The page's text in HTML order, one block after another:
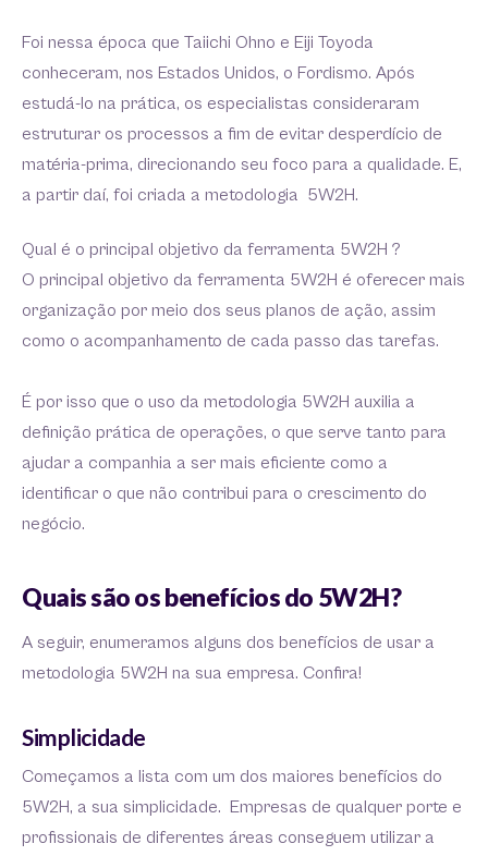
Foi nessa época que Taiichi Ohno e Eiji Toyoda
conheceram, nos Estados Unidos, o Fordismo. Após
estudá-lo na prática, os especialistas consideraram
estruturar os processos a fim de evitar desperdício de
matéria-prima, direcionando seu foco para a qualidade. E,
a partir daí, foi criada a metodologia 5W2H.
Qual é o principal objetivo da ferramenta 5W2H ?
O principal objetivo da ferramenta 5W2H é oferecer mais
organização por meio dos seus planos de ação, assim
como o acompanhamento de cada passo das tarefas.
É por isso que o uso da metodologia 5W2H auxilia a
definição prática de operações, o que serve tanto para
ajudar a companhia a ser mais eficiente como a
identificar o que não contribui para o crescimento do
negócio.
Quais são os benefícios do 5W2H?
A seguir, enumeramos alguns dos benefícios de usar a
metodologia 5W2H na sua empresa. Confira!
Simplicidade
Começamos a lista com um dos maiores benefícios do
5W2H, a sua simplicidade. Empresas de qualquer porte e
profissionais de diferentes áreas conseguem utilizar a